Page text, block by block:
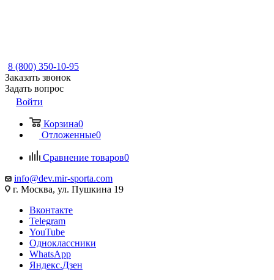
8 (800) 350-10-95
Заказать звонок
Задать вопрос
Войти
Корзина0
Отложенные0
Сравнение товаров0
info@dev.mir-sporta.com
г. Москва, ул. Пушкина 19
Вконтакте
Telegram
YouTube
Одноклассники
WhatsApp
Яндекс.Дзен